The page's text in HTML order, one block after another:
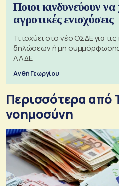
Ποιοι κινδυνεύουν να
αγροτικές ενισχύσεις
Τι ισχύει στο νέο ΟΣΔΕ για
δηλώσεων ή μη συμμόρφωσης
ΑΑΔΕ
Ανθή Γεωργίου
Περισσότερα από
νοημοσύνη